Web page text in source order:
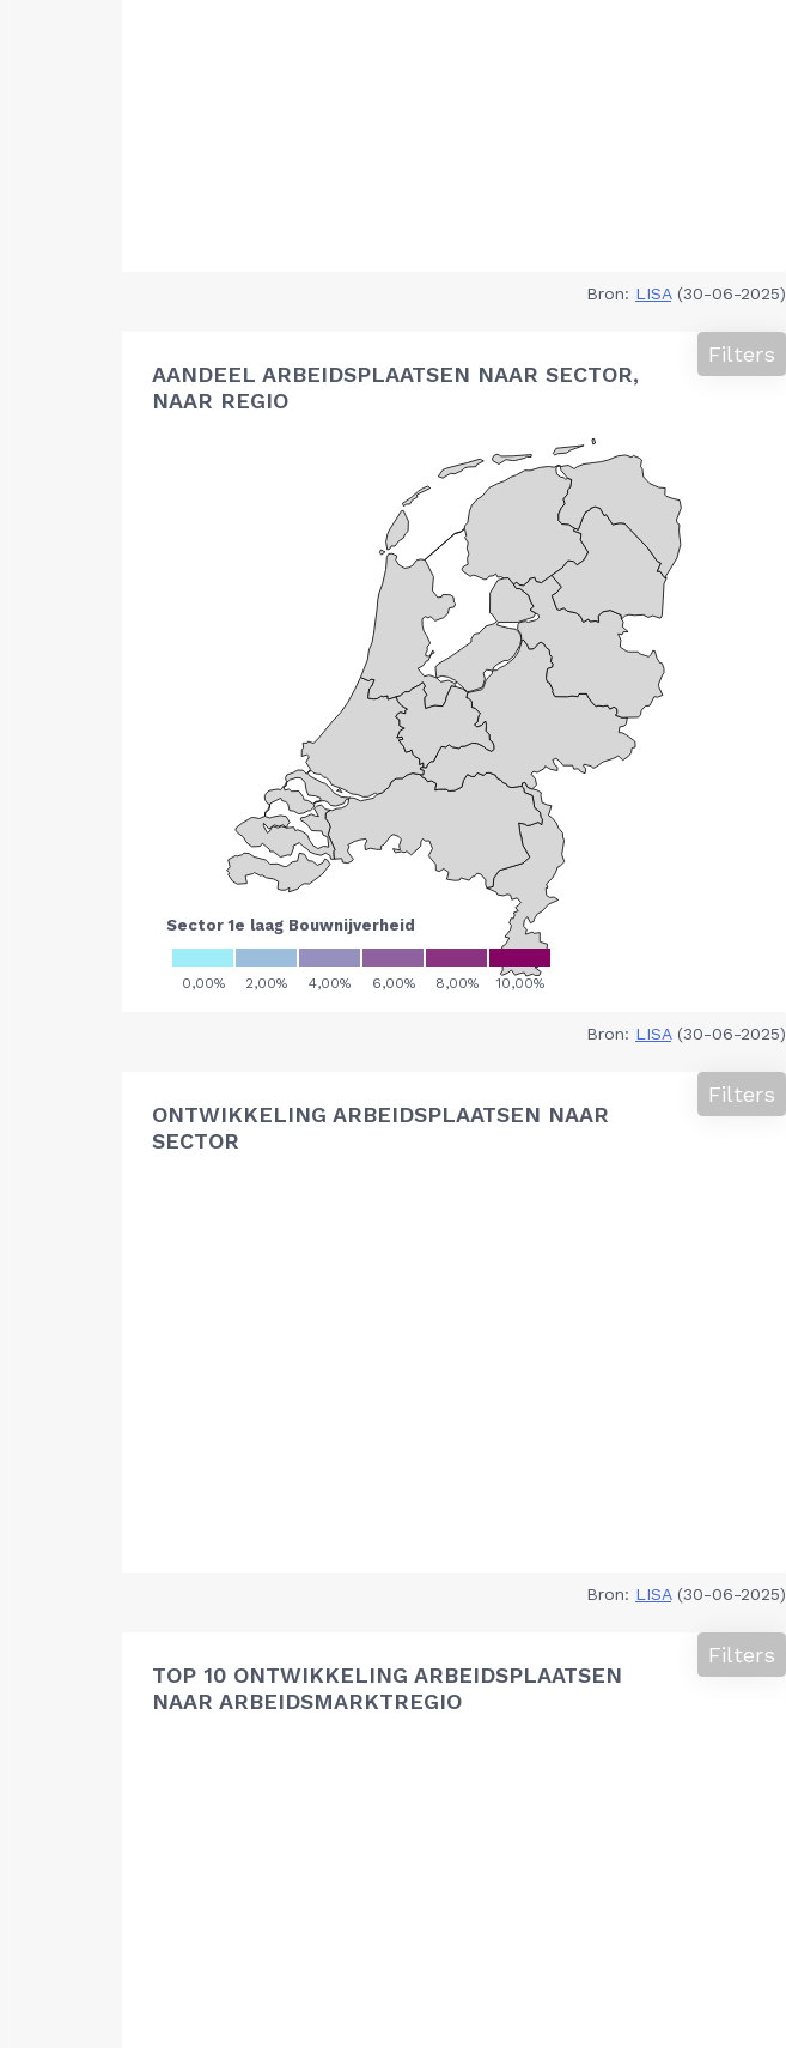
Bron: LISA(30-06-2025)
AANDEEL ARBEIDSPLAATSEN NAAR SECTOR,
NAAR REGIO
Filters
Bron: LISA(30-06-2025)
ONTWIKKELING ARBEIDSPLAATSEN NAAR
SECTOR
Filters
Bron: LISA(30-06-2025)
TOP 10 ONTWIKKELING ARBEIDSPLAATSEN
NAAR ARBEIDSMARKTREGIO
Filters